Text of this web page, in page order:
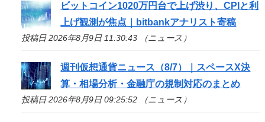
ビットコイン1020万円台で上げ渋り、CPIと利
上げ観測が焦点｜bitbankアナリスト寄稿
投稿日 2026年8月9日 11:30:43 （ニュース）
週刊仮想通貨ニュース（8/7）｜スペースX決
算・相場分析・金融庁の規制対応のまとめ
投稿日 2026年8月9日 09:25:52 （ニュース）